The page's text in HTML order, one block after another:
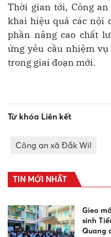
Thời gian tới, Công
khai hiệu quả các nội
phần nâng cao chất
ứng yêu cầu nhiệm
trong giai đoạn mới.
Từ khóa Liên kết
Công an xã Đắk Wil
TIN MỚI NHẤT
Gieo
sinh
Quang